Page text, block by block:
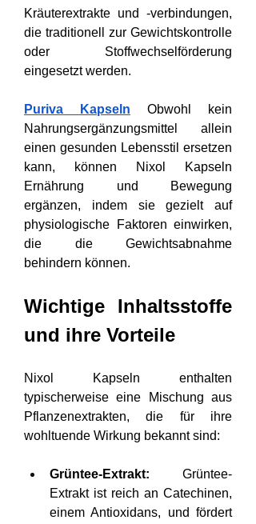
Kräuterextrakte und -verbindungen,
die traditionell zur Gewichtskontrolle
oder Stoffwechselförderung
eingesetzt werden.
Puriva Kapseln Obwohl kein
Nahrungsergänzungsmittel allein
einen gesunden Lebensstil ersetzen
kann, können Nixol Kapseln
Ernährung und Bewegung
ergänzen, indem sie gezielt auf
physiologische Faktoren einwirken,
die die Gewichtsabnahme
behindern können.
Wichtige Inhaltsstoffe
und ihre Vorteile
Nixol Kapseln enthalten
typischerweise eine Mischung aus
Pflanzenextrakten, die für ihre
wohltuende Wirkung bekannt sind:
Grüntee-Extrakt: Grüntee-
Extrakt ist reich an Catechinen,
einem Antioxidans, und fördert